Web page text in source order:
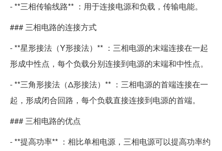
- **三相传输线路** ：用于连接电源和负载，传输电能。
### 三相电路的连接方式
- **星形接法（Y形接法）** ：三相电源的末端连接在一起
形成中性点，每个负载分别连接到电源的末端和中性点。
- **三角形接法（Δ形接法）** ：三相电源的首端连接在一
起，形成闭合回路，每个负载直接连接到电源的首端。
### 三相电路的优点
- **提高功率** ：相比单相电源，三相电源可以提高功率约